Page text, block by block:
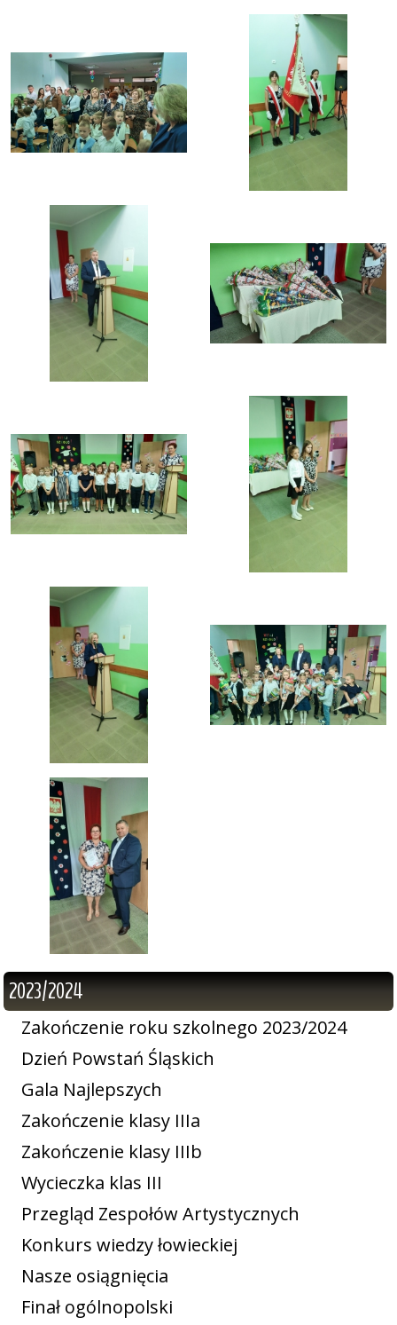
2023/2024
Zakończenie roku szkolnego 2023/2024
Dzień Powstań Śląskich
Gala Najlepszych
Zakończenie klasy IIIa
Zakończenie klasy IIIb
Wycieczka klas III
Przegląd Zespołów Artystycznych
Konkurs wiedzy łowieckiej
Nasze osiągnięcia
Finał ogólnopolski